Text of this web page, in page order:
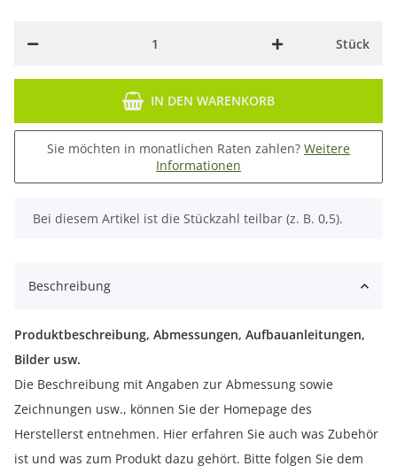
Stück
IN DEN WARENKORB
Sie möchten in monatlichen Raten zahlen? Weitere
Informationen
x
Bei diesem Artikel ist die Stückzahl teilbar (z. B. 0,5).
Beschreibung
Produktbeschreibung, Abmessungen, Aufbauanleitungen,
Bilder usw.
Die Beschreibung mit Angaben zur Abmessung sowie
Zeichnungen usw., können Sie der Homepage des
Herstellerst entnehmen. Hier erfahren Sie auch was Zubehör
ist und was zum Produkt dazu gehört. Bitte folgen Sie dem